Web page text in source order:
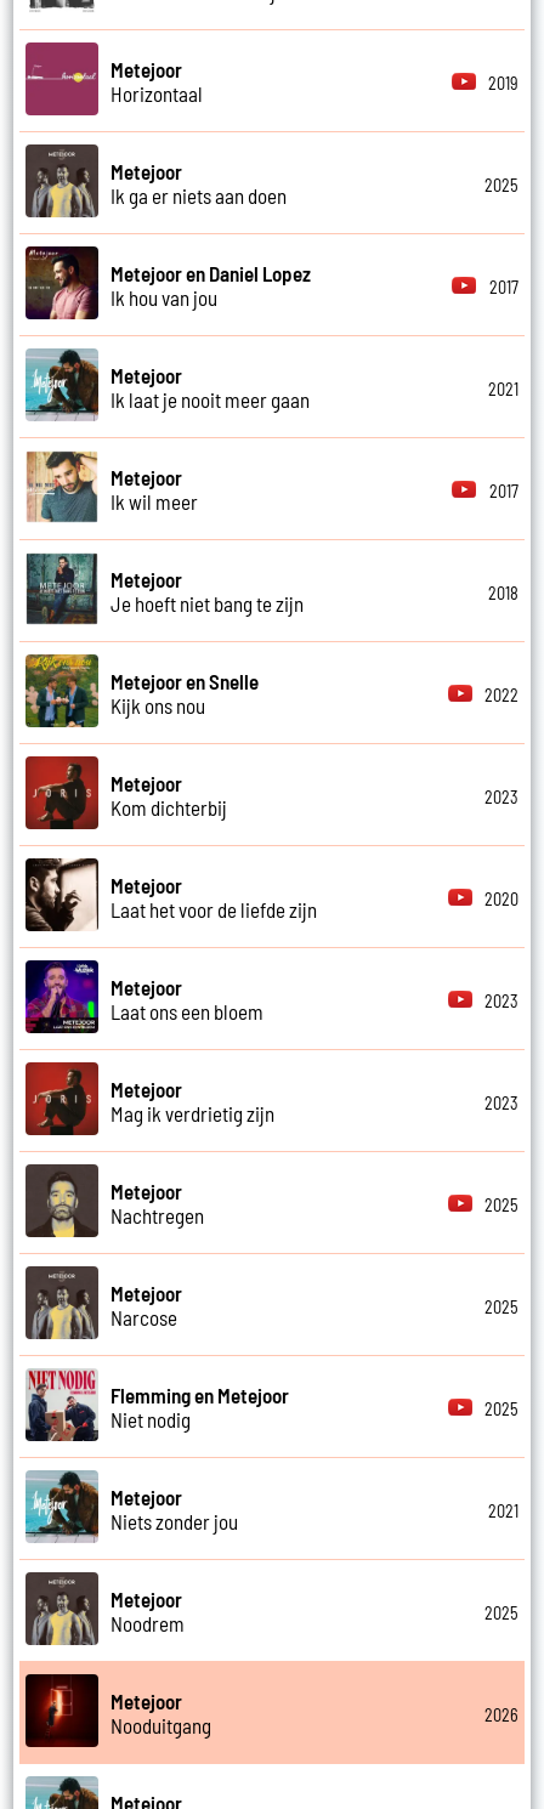
Metejoor
Horizontaal
2019
Metejoor
Ik ga er niets aan doen
2025
Metejoor en Daniel Lopez
Ik hou van jou
2017
Metejoor
Ik laat je nooit meer gaan
2021
Metejoor
Ik wil meer
2017
Metejoor
Je hoeft niet bang te zijn
2018
Metejoor en Snelle
Kijk ons nou
2022
Metejoor
Kom dichterbij
2023
Metejoor
Laat het voor de liefde zijn
2020
Metejoor
Laat ons een bloem
2023
Metejoor
Mag ik verdrietig zijn
2023
Metejoor
Nachtregen
2025
Metejoor
Narcose
2025
Flemming en Metejoor
Niet nodig
2025
Metejoor
Niets zonder jou
2021
Metejoor
Noodrem
2025
Metejoor
Nooduitgang
2026
Metejoor